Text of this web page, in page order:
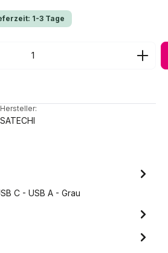
1-3 Tage
den gewünschten Wert ein
Hersteller:
SATECHI
C - USB A - Grau